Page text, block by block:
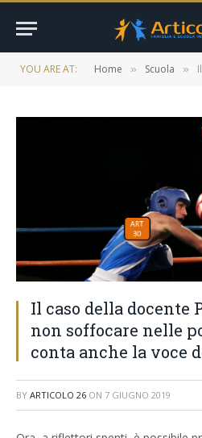
YOU ARE AT: Home » Scuola » Il
Il caso della docente
non soffocare nelle
conta anche la voce
BY ARTICOLO 26 ON 7 GIUGNO 2019